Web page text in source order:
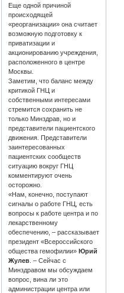
Еще одной причиной
происходящей
«реорганизации» она считает
возможную подготовку к
приватизации и
акционированию учреждения,
расположенного в центре
Москвы.
Заметим, что баланс между
критикой ГНЦ и
собственными интересами
стремится сохранить не
только Минздрав, но и
представители пациентского
движения. Представители
заинтересованных
пациентских сообществ
ситуацию вокруг ГНЦ
комментируют очень
осторожно.
«Нам, конечно, поступают
сигналы о работе ГНЦ, есть
вопросы к работе центра и по
лекарственному
обеспечению, – рассказывает
президент «Всероссийского
общества гемофилии»Юрий
Жулев . – Сейчас с
Минздравом мы обсуждаем
вопрос, вина ли это
администрации центра или